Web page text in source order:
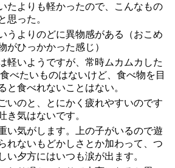
たよりも軽かったので、こんなもの
思った。
うよりのどに異物感がある（おこめ
がひっかかった感じ）
軽いようですが、常時ムカムカした
べたいものはないけど、食べ物を目
と食べれないことはない。
いのと、とにかく疲れやすいのです
き気はないです。
い気がします。上の子がいるので遊
れないもどかしさとか加わって、つ
い夕方にはいつも涙が出ます。